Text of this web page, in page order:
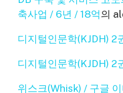
축사업 / 6년 / 18억의
디지털인문학(KJDH) 2
디지털인문학(KJDH) 2
위스크(Whisk) / 구글